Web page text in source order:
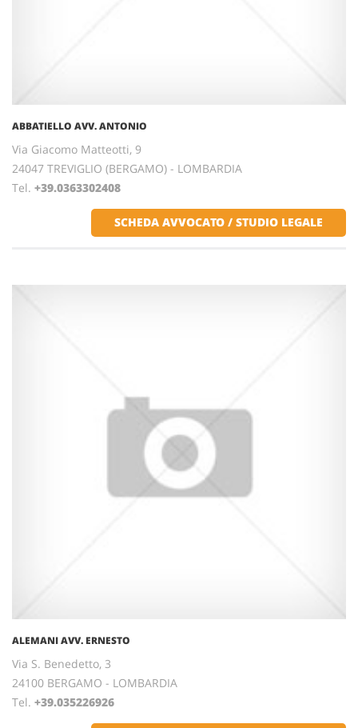
ABBATIELLO AVV. ANTONIO
Via Giacomo Matteotti, 9
24047 TREVIGLIO (BERGAMO) - LOMBARDIA
Tel. +39.0363302408
SCHEDA AVVOCATO / STUDIO LEGALE
ALEMANI AVV. ERNESTO
Via S. Benedetto, 3
24100 BERGAMO - LOMBARDIA
Tel. +39.035226926